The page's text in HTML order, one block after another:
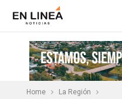
Home La Región